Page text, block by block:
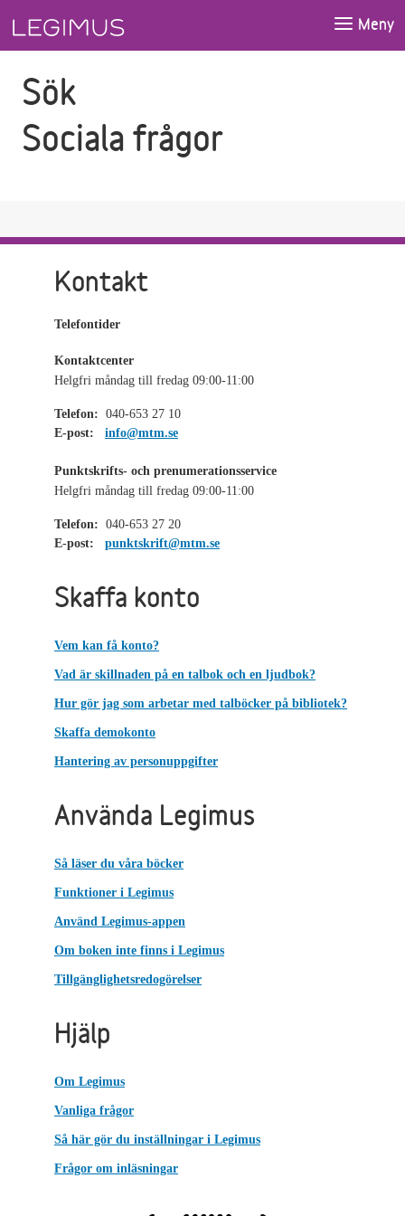
Meny
Sök
Sociala frågor
Kontakt
Telefontider
Kontaktcenter
Helgfri måndag till fredag 09:00-11:00
Telefon: 040-653 27 10
E-post:
info@mtm.se
Punktskrifts- och prenumerationsservice
Helgfri måndag till fredag 09:00-11:00
Telefon: 040-653 27 20
E-post:
punktskrift@mtm.se
Skaffa konto
Vem kan få konto?
Vad är skillnaden på en talbok och en ljudbok?
Hur gör jag som arbetar med talböcker på bibliotek?
Skaffa demokonto
Hantering av personuppgifter
Använda Legimus
Så läser du våra böcker
Funktioner i Legimus
Använd Legimus-appen
Om boken inte finns i Legimus
Tillgänglighetsredogörelser
Hjälp
Om Legimus
Vanliga frågor
Så här gör du inställningar i Legimus
Frågor om inläsningar